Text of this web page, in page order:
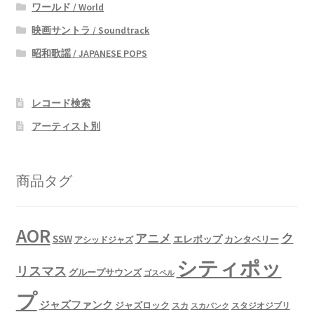
ワールド / World
映画サントラ / Soundtrack
昭和歌謡 / JAPANESE POPS
レコード検索
アーティスト別
商品タグ
AORSSW アシッドジャズ アニメ エレポップ カンタベリー ク
リスマス グループサウンズ ゴスペル シティポッ
プ ジャズファンク ジャズロック スカ スカパンク スタジオジブリ